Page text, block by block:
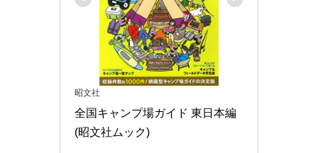
昭文社
全国キャンプ場ガイド 東日本編
(昭文社ムック)